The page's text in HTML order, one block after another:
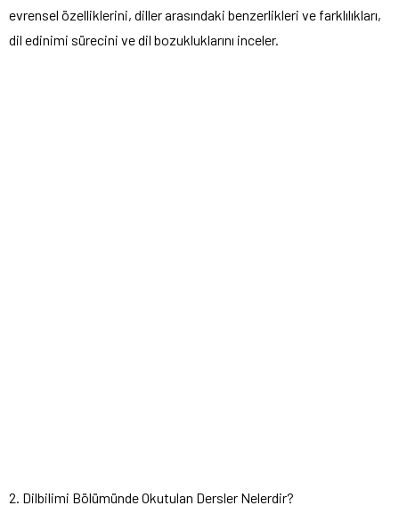
evrensel özelliklerini, diller arasındaki benzerlikleri ve farklılıkları,
dil edinimi sürecini ve dil bozukluklarını inceler.
2. Dilbilimi Bölümünde Okutulan Dersler Nelerdir?